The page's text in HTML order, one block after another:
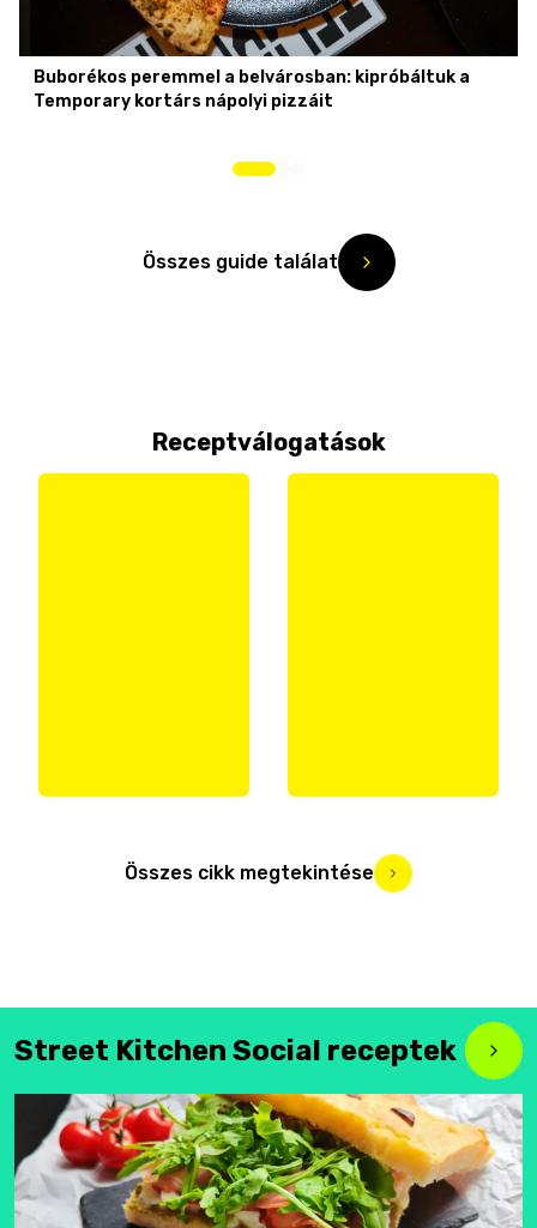
Buborékos peremmel a belvárosban: kipróbáltuk a
Temporary kortárs nápolyi pizzáit
Összes guide találat
Receptválogatások
Összes cikk megtekintése
Street Kitchen Social receptek